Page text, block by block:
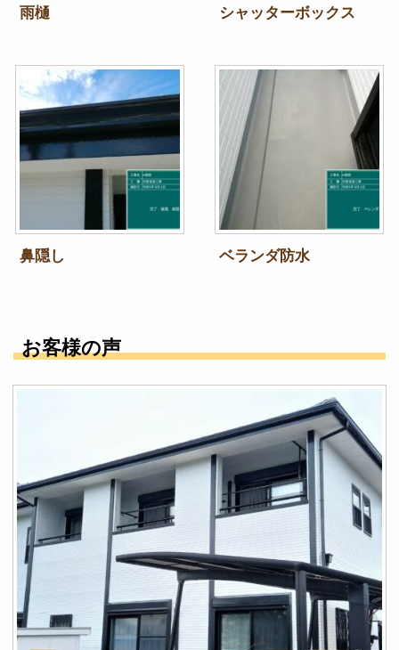
雨樋 シャッターボックス
鼻隠し ベランダ防水
お客様の声